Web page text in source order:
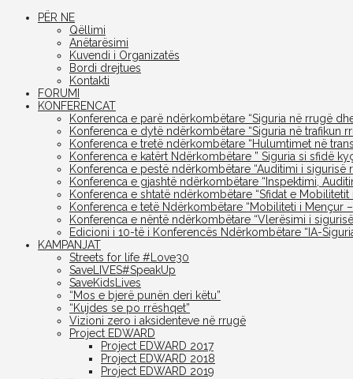
PËR NE
Qëllimi
Anëtarësimi
Kuvendi i Organizatës
Bordi drejtues
Kontakti
FORUMI
KONFERENCAT
Konferenca e parë ndërkombëtare “Siguria në rrugë
Konferenca e dytë ndërkombëtare “Siguria në trafikun
Konferenca e tretë ndërkombëtare “Hulumtimet në
Konferenca e katërt Ndërkombëtare ” Siguria si sfidë
Konferenca e pestë ndërkombëtare “Auditimi i
Konferenca e gjashtë ndërkombëtare “Inspektimi,
Konferenca e shtatë ndërkombëtare “Sfidat e
Konferenca e tetë Ndërkombëtare “Mobiliteti i Mençur
Konferenca e nëntë ndërkombëtare “Vlerësimi i
Edicioni i 10-të i Konferencës Ndërkombëtare “IA-
KAMPANJAT
Streets for life #Love30
SaveLIVES#SpeakUp
SaveKidsLives
“Mos e bjerë punën deri këtu”
“Kujdes se po rrëshqet”
Vizioni zero i aksidenteve në rrugë
Project EDWARD
Project EDWARD 2017
Project EDWARD 2018
Project EDWARD 2019